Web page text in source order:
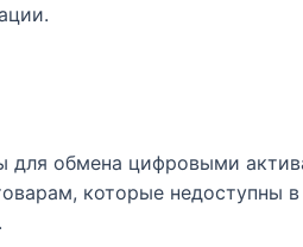
обмена цифровыми
которые недоступны